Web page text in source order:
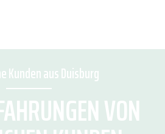
Kunden aus Duisburg
VON